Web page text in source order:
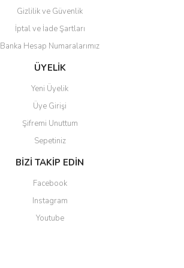
Gönder
Gizlilik ve Güvenlik
İptal ve İade Şartları
Banka Hesap Numaralarımız
ÜYELİK
Yeni Üyelik
Üye Girişi
Şifremi Unuttum
Sepetiniz
BİZİ TAKİP EDİN
Facebook
Instagram
Youtube